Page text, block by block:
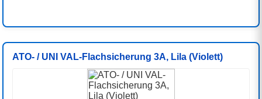
ATO- / UNI VAL-Flachsicherung 3A, Lila (Violett)